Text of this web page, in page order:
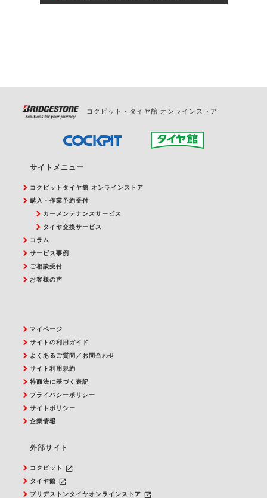
の日時変更につきましては、直接ご予約の店舗まで
コクピット・タイヤ館 オンラインストア
サイトメニュー
コクピットタイヤ館 オンラインストア
購入・作業予約受付
カーメンテナンスサービス
タイヤ交換サービス
コラム
サービス事例
ご相談受付
お客様の声
マイページ
サイトの利用ガイド
よくあるご質問／お問合わせ
サイト利用規約
特商法に基づく表記
プライバシーポリシー
サイトポリシー
企業情報
外部サイト
コクピット launch
タイヤ館 launch
ブリヂストンタイヤオンラインストア launch